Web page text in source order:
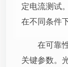
定电流测试
在不同条件
在可靠
关键参数。